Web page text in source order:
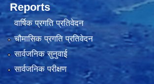
Reports
वार्षिक प्रगति प्रतिवेदन
चौमासिक प्रगति प्रतिवेदन
सार्वजनिक सुनुवाई
सार्वजनिक परीक्षण